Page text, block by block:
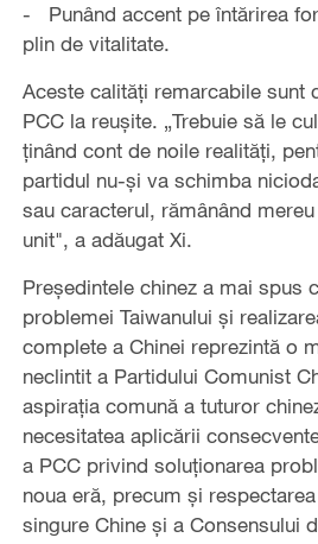
- Punând accent pe întărirea
plin de vitalitate.
Aceste calități remarcabile sunt
PCC la reușite. „Trebuie să le
ținând cont de noile realități,
partidul nu-și va schimba
sau caracterul, rămânând
unit", a adăugat Xi.
Președintele chinez a mai spus
problemei Taiwanului și
complete a Chinei reprezintă o
neclintit a Partidului Comunist
aspirația comună a tuturor
necesitatea aplicării
a PCC privind soluționarea
noua eră, precum și
singure Chine și a Consensului